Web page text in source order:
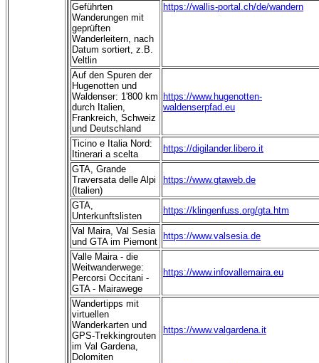
Geführten
Wanderungen mit
geprüften
Wanderleitern, nach
Datum sortiert, z.B.
Veltlin
https://wallis-portal.ch/de/wandern
Auf den Spuren der
Hugenotten und
Waldenser: 1'800 km
durch Italien,
Frankreich, Schweiz
und Deutschland
https://www.hugenotten-
waldenserpfad.eu
Ticino e Italia Nord:
Itinerari a scelta
https://digilander.libero.it
GTA, Grande
Traversata delle Alpi
(Italien)
https://www.gtaweb.de
GTA,
Unterkunftslisten
https://klingenfuss.org/gta.htm
Val Maira, Val Sesia
und GTA im Piemont
https://www.valsesia.de
Valle Maira - die
Weitwanderwege:
Percorsi Occitani -
GTA - Mairawege
https://www.infovallemaira.eu
Wandertipps mit
virtuellen
Wanderkarten und
GPS-Trekkingrouten
im Val Gardena,
Dolomiten
https://www.valgardena.it